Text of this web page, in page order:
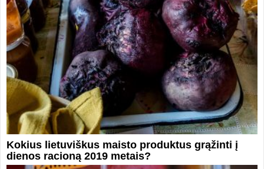
Kokius lietuviškus maisto produktus grąžinti į
dienos racioną 2019 metais?